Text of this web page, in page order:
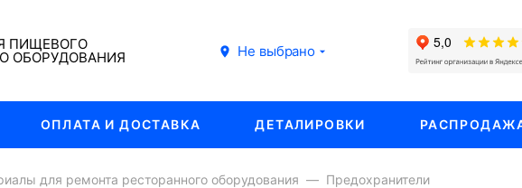
ПИЩЕВОГО
ОБОРУДОВАНИЯ Не выбрано
ОПЛАТА И ДОСТАВКА ДЕТАЛИРОВКИ
для ремонта ресторанного оборудования
Предохранители